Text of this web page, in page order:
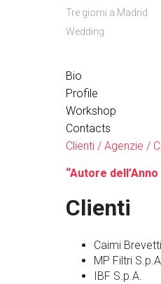
Tre giorni a Madrid
Wedding
Bio
Profile
Workshop
Contacts
Clienti / Agenzie /
“Autore
Clienti
Caimi
MP Filtri
IBF S.p.A.